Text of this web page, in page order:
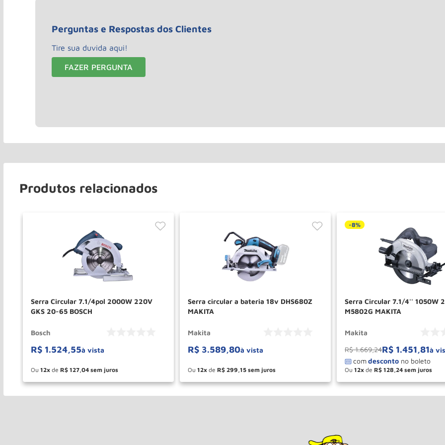
Perguntas e Respostas dos Clientes
Tire sua duvida aqui!
FAZER PERGUNTA
Produtos relacionados
Serra Circular 7.1/4pol 2000W 220V
GKS 20-65 BOSCH
Bosch
R$ 1.524,55à vista
Ou 12 de R$ 127,04
＋
－ COMPRAR
Serra circular a bateria 18v DHS680Z
MAKITA
Makita
R$ 3.589,80à vista
Ou 12 de R$ 299,15
＋
－ COMPRAR
-8%
Serra Circular 7.1/4'' 1050W
M5802G MAKITA
Makita
R$ 1.669,24R$ 1.451,81à
Ou 12 de R$ 128,24
＋
－